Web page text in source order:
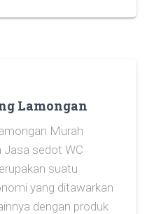
Lamongan
Murah
Jasa sedot WC
suatu
yang ditawarkan
dengan produk